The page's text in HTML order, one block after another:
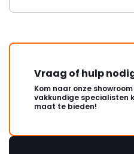
Vraag of hulp
Kom naar onze
vakkundige specialisten
maat te bieden!